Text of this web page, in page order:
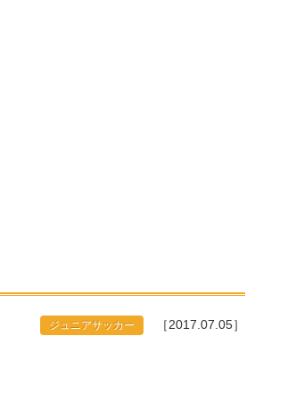
ジュニアサッカー ［2017.07.05］